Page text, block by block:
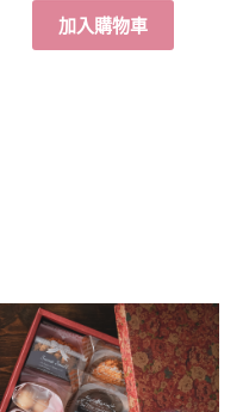
加入購物車